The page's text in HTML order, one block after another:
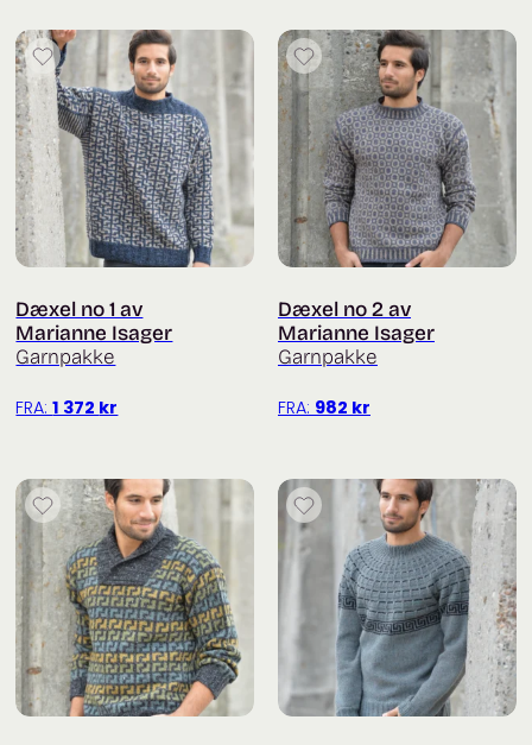
Dæxel no 1 av
Marianne Isager
Garnpakke
FRA:1 372 kr
Dæxel no 2 av
Marianne Isager
Garnpakke
FRA: 982 kr